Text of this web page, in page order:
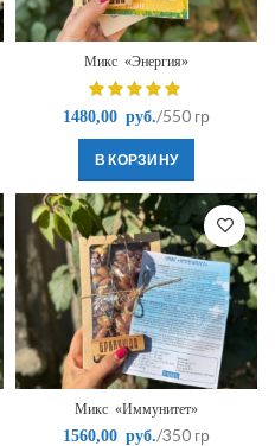
Микс «Энергия»
1480,00 руб. /550 гр
В КОРЗИНУ
Микс «Иммунитет»
1560,00 руб. /350 гр